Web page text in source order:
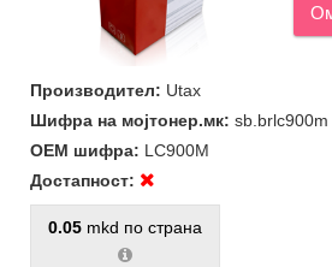
Производител: Utax
Шифра на мојтонер.мк: sb.brlc900m
ОЕМ шифра: LC900M
Достапност:
0.05 mkd по страна